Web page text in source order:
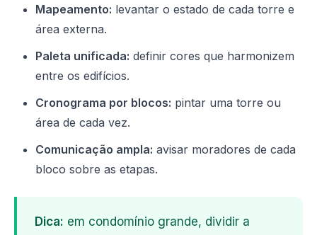
Mapeamento: levantar o estado de cada torre e
área externa.
Paleta unificada: definir cores que harmonizem
entre os edifícios.
Cronograma por blocos: pintar uma torre ou
área de cada vez.
Comunicação ampla: avisar moradores de cada
bloco sobre as etapas.
Dica: em condomínio grande, dividir a